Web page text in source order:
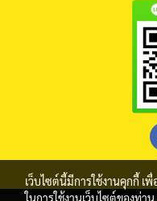
เว็บไซต์นี้มีการใช้งานคุกกี้
ในการใช้งานเว็บไซต์ของท่า